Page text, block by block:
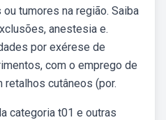
tumores na região. Saiba
anestesia e.
por exérese de
com o emprego de
cutâneos (por.
categoria t01 e outras